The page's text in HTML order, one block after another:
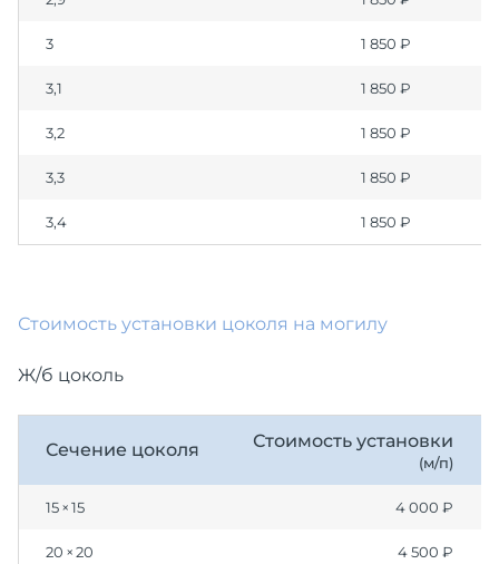
3 1 850 ₽
3,1 1 850 ₽
3,2 1 850 ₽
3,3 1 850 ₽
3,4 1 850 ₽
Стоимость установки цоколя на могилу
Ж/б цоколь
Сечение цоколя Стоимость установки
(м/п)
15 × 15 4 000 ₽
20 × 20 4 500 ₽